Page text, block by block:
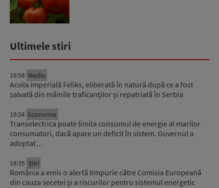
Ultimele stiri
19:58 Mediu
Acvila imperială Feliks, eliberată în natură după ce a fost
salvată din mâinile traficanților și repatriată în Serbia
19:34 Economie
Transelectrica poate limita consumul de energie al marilor
consumatori, dacă apare un deficit în sistem. Guvernul a
adoptat…
18:35 Știri
România a emis o alertă timpurie către Comisia Europeană
din cauza secetei și a riscurilor pentru sistemul energetic